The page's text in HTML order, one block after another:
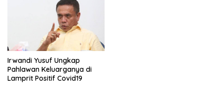
Irwandi Yusuf Ungkap
Pahlawan Keluarganya di
Lamprit Positif Covid19